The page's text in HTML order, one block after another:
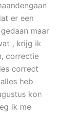
er een
maar
, krijg ik
correctie
correct
heb
kon
ik me